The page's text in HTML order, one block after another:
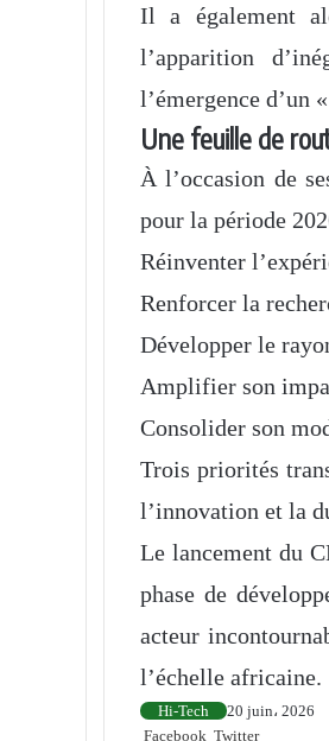
Il a également
l’apparition
l’émergence d’un
Une feuille de
À l’occasion de
pour la période
Réinventer
Renforcer la
Développer le
Amplifier son
Consolider son
Trois priorités
l’innovation et la
Le lancement du
phase de
acteur
l’échelle africaine.
Hi-Tech
20 juin، 2026
Facebook Twitter